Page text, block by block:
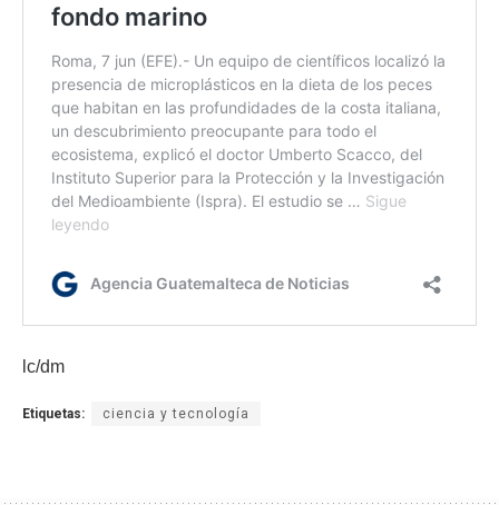
lc/dm
Etiquetas: ciencia y tecnología